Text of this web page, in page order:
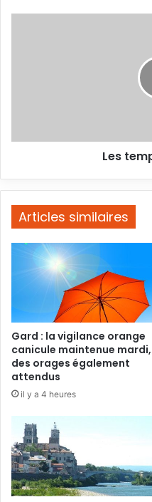
Les
Articles similaires
Gard : la vigilance orange
canicule maintenue mardi,
des orages également
attendus
il y a 4 heures